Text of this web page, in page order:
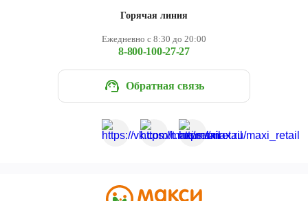
Горячая линия
Ежедневно с 8:30 до 20:00
8-800-100-27-27
Обратная связь